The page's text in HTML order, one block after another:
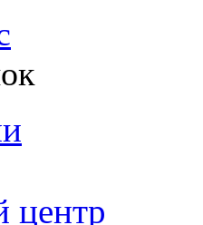
центр